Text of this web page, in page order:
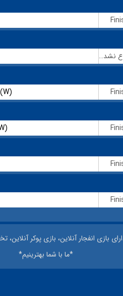
بازی شروع نشده است
انفجار آنلاین، بازی پوکر آنلاین،
*ما با شما بهترینیم*